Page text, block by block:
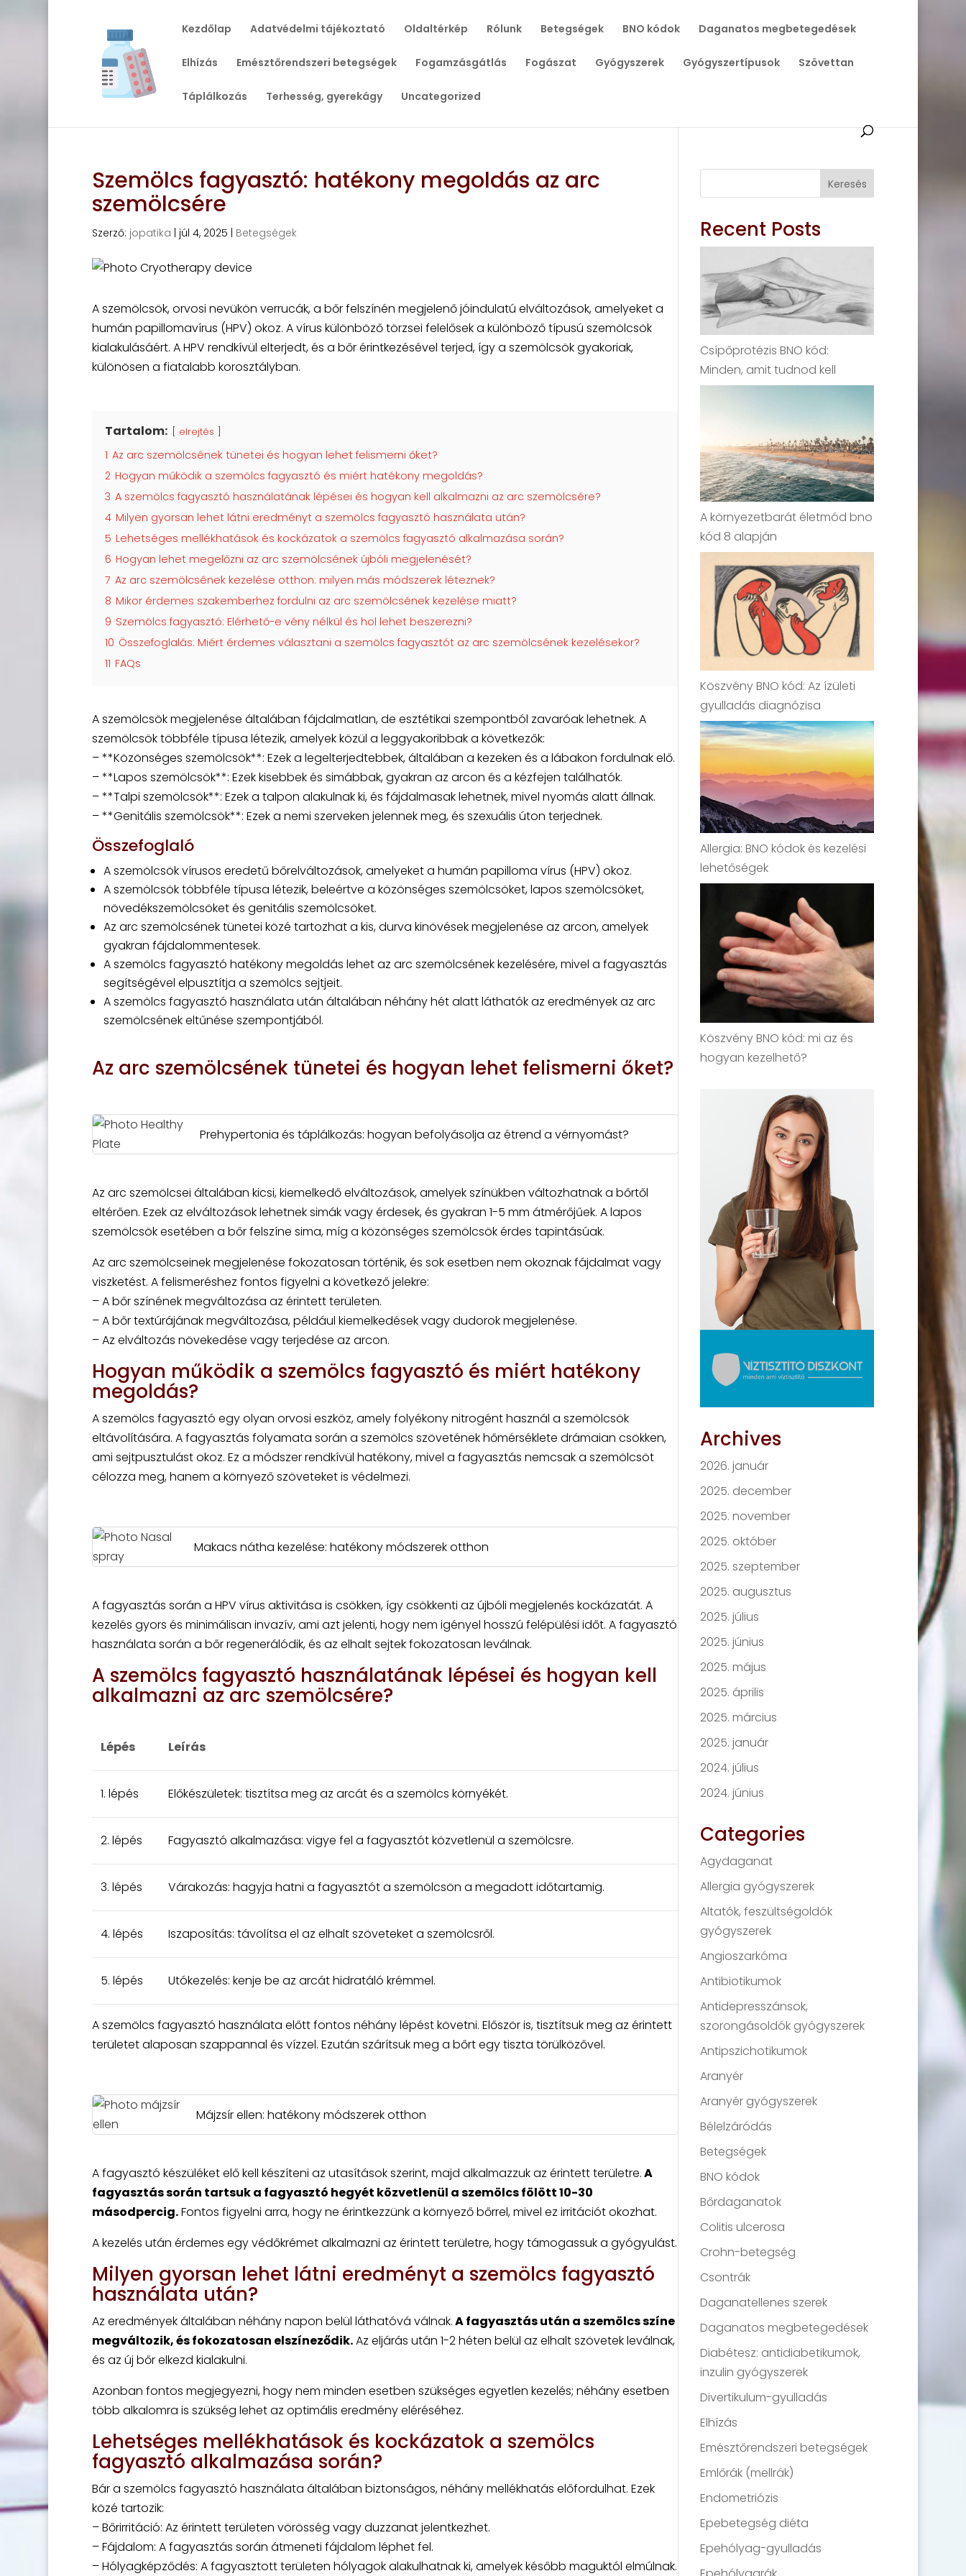
Kezdőlap Adatvédelmi tájékoztató Oldaltérkép Rólunk Betegségek BNO kódok Daganatos megbetegedések
Elhízás Emésztőrendszeri betegségek Fogamzásgátlás Fogászat Gyógyszerek Gyógyszertípusok Szövettan
Táplálkozás Terhesség, gyerekágy Uncategorized
Szemölcs fagyasztó: hatékony megoldás az arc
szemölcsére
Szerző: jopatika júl 4, 2025 Betegségek
A szemölcsök, orvosi nevükön verrucák, a bőr felszínén megjelenő jóindulatú elváltozások, amelyeket a
humán papillomavírus (HPV) okoz. A vírus különböző törzsei felelősek a különböző típusú szemölcsök
kialakulásáért. A HPV rendkívül elterjedt, és a bőr érintkezésével terjed, így a szemölcsök gyakoriak,
különösen a fiatalabb korosztályban.
Tartalom: elrejtés
1 Az arc szemölcsének tünetei és hogyan lehet felismerni őket?
2 Hogyan működik a szemölcs fagyasztó és miért hatékony megoldás?
3 A szemölcs fagyasztó használatának lépései és hogyan kell alkalmazni az arc szemölcsére?
4 Milyen gyorsan lehet látni eredményt a szemölcs fagyasztó használata után?
5 Lehetséges mellékhatások és kockázatok a szemölcs fagyasztó alkalmazása során?
6 Hogyan lehet megelőzni az arc szemölcsének újbóli megjelenését?
7 Az arc szemölcsének kezelése otthon: milyen más módszerek léteznek?
8 Mikor érdemes szakemberhez fordulni az arc szemölcsének kezelése miatt?
9 Szemölcs fagyasztó: Elérhető-e vény nélkül és hol lehet beszerezni?
10 Összefoglalás: Miért érdemes választani a szemölcs fagyasztót az arc szemölcsének kezelésekor?
11 FAQs
A szemölcsök megjelenése általában fájdalmatlan, de esztétikai szempontból zavaróak lehetnek. A
szemölcsök többféle típusa létezik, amelyek közül a leggyakoribbak a következők:
– **Közönséges szemölcsök**: Ezek a legelterjedtebbek, általában a kezeken és a lábakon fordulnak elő.
– **Lapos szemölcsök**: Ezek kisebbek és simábbak, gyakran az arcon és a kézfejen találhatók.
– **Talpi szemölcsök**: Ezek a talpon alakulnak ki, és fájdalmasak lehetnek, mivel nyomás alatt állnak.
– **Genitális szemölcsök**: Ezek a nemi szerveken jelennek meg, és szexuális úton terjednek.
Összefoglaló
A szemölcsök vírusos eredetű bőrelváltozások, amelyeket a humán papilloma vírus (HPV) okoz.
A szemölcsök többféle típusa létezik, beleértve a közönséges szemölcsöket, lapos szemölcsöket,
növedékszemölcsöket és genitális szemölcsöket.
Az arc szemölcsének tünetei közé tartozhat a kis, durva kinövések megjelenése az arcon, amelyek
gyakran fájdalommentesek.
A szemölcs fagyasztó hatékony megoldás lehet az arc szemölcsének kezelésére, mivel a fagyasztás
segítségével elpusztítja a szemölcs sejtjeit.
A szemölcs fagyasztó használata után általában néhány hét alatt láthatók az eredmények az arc
szemölcsének eltűnése szempontjából.
Az arc szemölcsének tünetei és hogyan lehet felismerni őket?
Prehypertonia és táplálkozás: hogyan befolyásolja az étrend a vérnyomást?
Az arc szemölcsei általában kicsi, kiemelkedő elváltozások, amelyek színükben változhatnak a bőrtől
eltérően. Ezek az elváltozások lehetnek simák vagy érdesek, és gyakran 1-5 mm átmérőjűek. A lapos
szemölcsök esetében a bőr felszíne sima, míg a közönséges szemölcsök érdes tapintásúak.
Az arc szemölcseinek megjelenése fokozatosan történik, és sok esetben nem okoznak fájdalmat vagy
viszketést. A felismeréshez fontos figyelni a következő jelekre:
– A bőr színének megváltozása az érintett területen.
– A bőr textúrájának megváltozása, például kiemelkedések vagy dudorok megjelenése.
– Az elváltozás növekedése vagy terjedése az arcon.
Hogyan működik a szemölcs fagyasztó és miért hatékony
megoldás?
A szemölcs fagyasztó egy olyan orvosi eszköz, amely folyékony nitrogént használ a szemölcsök
eltávolítására. A fagyasztás folyamata során a szemölcs szövetének hőmérséklete drámaian csökken,
ami sejtpusztulást okoz. Ez a módszer rendkívül hatékony, mivel a fagyasztás nemcsak a szemölcsöt
célozza meg, hanem a környező szöveteket is védelmezi.
Makacs nátha kezelése: hatékony módszerek otthon
A fagyasztás során a HPV vírus aktivitása is csökken, így csökkenti az újbóli megjelenés kockázatát. A
kezelés gyors és minimálisan invazív, ami azt jelenti, hogy nem igényel hosszú felépülési időt. A fagyasztó
használata során a bőr regenerálódik, és az elhalt sejtek fokozatosan leválnak.
A szemölcs fagyasztó használatának lépései és hogyan kell
alkalmazni az arc szemölcsére?
Lépés Leírás
1. lépés Előkészületek: tisztítsa meg az arcát és a szemölcs környékét.
2. lépés Fagyasztó alkalmazása: vigye fel a fagyasztót közvetlenül a szemölcsre.
3. lépés Várakozás: hagyja hatni a fagyasztót a szemölcsön a megadott időtartamig.
4. lépés Iszaposítás: távolítsa el az elhalt szöveteket a szemölcsről.
5. lépés Utókezelés: kenje be az arcát hidratáló krémmel.
A szemölcs fagyasztó használata előtt fontos néhány lépést követni. Először is, tisztítsuk meg az érintett
területet alaposan szappannal és vízzel. Ezután szárítsuk meg a bőrt egy tiszta törülközővel.
Májzsír ellen: hatékony módszerek otthon
A fagyasztó készüléket elő kell készíteni az utasítások szerint, majd alkalmazzuk az érintett területre.A
fagyasztás során tartsuk a fagyasztó hegyét közvetlenül a szemölcs fölött 10-30
másodpercig.Fontos figyelni arra, hogy ne érintkezzünk a környező bőrrel, mivel ez irritációt okozhat.
A kezelés után érdemes egy védőkrémet alkalmazni az érintett területre, hogy támogassuk a gyógyulást.
Milyen gyorsan lehet látni eredményt a szemölcs fagyasztó
használata után?
Az eredmények általában néhány napon belül láthatóvá válnak.A fagyasztás után a szemölcs színe
megváltozik, és fokozatosan elszíneződik.Az eljárás után 1-2 héten belül az elhalt szövetek leválnak,
és az új bőr elkezd kialakulni.
Azonban fontos megjegyezni, hogy nem minden esetben szükséges egyetlen kezelés; néhány esetben
több alkalomra is szükség lehet az optimális eredmény eléréséhez.
Lehetséges mellékhatások és kockázatok a szemölcs
fagyasztó alkalmazása során?
Bár a szemölcs fagyasztó használata általában biztonságos, néhány mellékhatás előfordulhat. Ezek
közé tartozik:
– Bőrirritáció: Az érintett területen vörösség vagy duzzanat jelentkezhet.
– Fájdalom: A fagyasztás során átmeneti fájdalom léphet fel.
– Hólyagképződés: A fagyasztott területen hólyagok alakulhatnak ki, amelyek később maguktól elmúlnak.
Keresés
Recent Posts
Csípőprotézis BNO kód:
Minden, amit tudnod kell
A környezetbarát életmód bno
kód 8 alapján
Köszvény BNO kód: Az ízületi
gyulladás diagnózisa
Allergia: BNO kódok és kezelési
lehetőségek
Köszvény BNO kód: mi az és
hogyan kezelhető?
Archives
2026. január
2025. december
2025. november
2025. október
2025. szeptember
2025. augusztus
2025. július
2025. június
2025. május
2025. április
2025. március
2025. január
2024. július
2024. június
Categories
Agydaganat
Allergia gyógyszerek
Altatók, feszültségoldók
gyógyszerek
Angioszarkóma
Antibiotikumok
Antidepresszánsok,
szorongásoldók gyógyszerek
Antipszichotikumok
Aranyér
Aranyér gyógyszerek
Bélelzáródás
Betegségek
BNO kódok
Bőrdaganatok
Colitis ulcerosa
Crohn-betegség
Csontrák
Daganatellenes szerek
Daganatos megbetegedések
Diabétesz: antidiabetikumok,
inzulin gyógyszerek
Divertikulum-gyulladás
Elhízás
Emésztőrendszeri betegségek
Emlőrák (mellrák)
Endometriózis
Epebetegség diéta
Epehólyag-gyulladás